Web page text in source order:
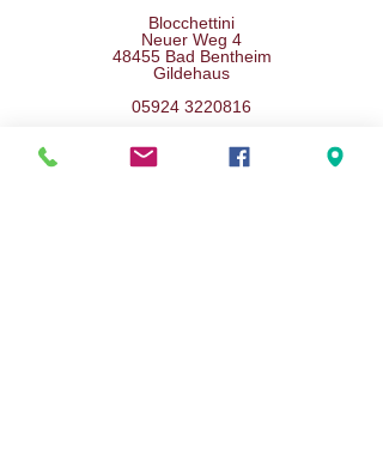
Blocchettini
Neuer Weg 4
48455 Bad Bentheim
Gildehaus
05924 3220816